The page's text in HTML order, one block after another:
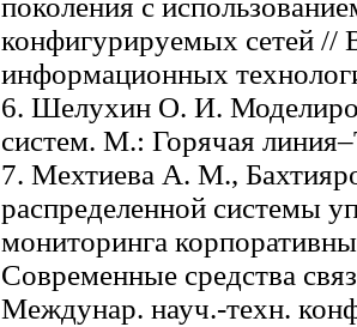
поколения с
конфигурируемых сетей //
информационных
6. Шелухин О. И.
систем. М.: Горячая
7. Мехтиева А. М.,
распределенной системы
мониторинга
Современные средства
Междунар. науч.-техн.